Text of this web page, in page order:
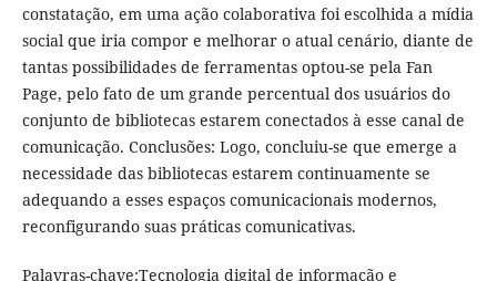
constatação, em uma ação colaborativa foi escolhida a mídia
social que iria compor e melhorar o atual cenário, diante de
tantas possibilidades de ferramentas optou-se pela Fan
Page, pelo fato de um grande percentual dos usuários do
conjunto de bibliotecas estarem conectados à esse canal de
comunicação. Conclusões: Logo, concluiu-se que emerge a
necessidade das bibliotecas estarem continuamente se
adequando a esses espaços comunicacionais modernos,
reconfigurando suas práticas comunicativas.
Palavras-chave:Tecnologia digital de informação e